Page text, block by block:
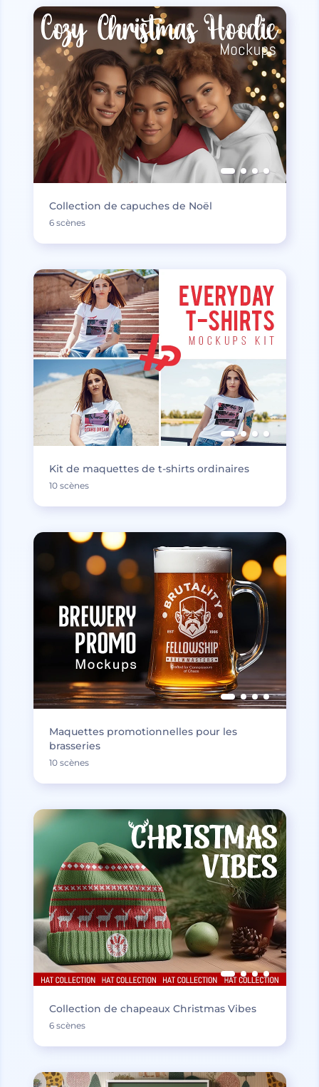
Collection de capuches de Noël
6 scènes
Kit de maquettes de t-shirts ordinaires
10 scènes
Maquettes promotionnelles pour les
brasseries
10 scènes
Collection de chapeaux Christmas Vibes
6 scènes